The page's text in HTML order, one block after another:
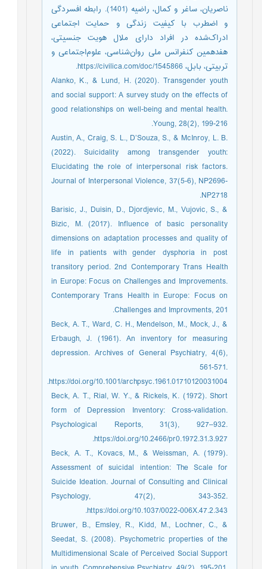
ناصریان، ساغر و کمال، راضیه (1401). رابطه افسردگی
و اضطرب با کیفیت زندگی و حمایت اجتماعی
ادراک‌شده در افراد دارای ملال هویت جنسیتی،
هفدهمین کنفرانس ملی روان‌شناسی، علوم‌اجتماعی و
تربیتی، بابل، https://civilica.com/doc/1545866.
Alanko, K., & Lund, H. (2020). Transgender youth
and social support: A survey study on the effects of
good relationships on well-being and mental health.
Young, 28(2), 199-216.
Austin, A., Craig, S. L., D’Souza, S., & McInroy, L. B.
(2022). Suicidality among transgender youth:
Elucidating the role of interpersonal risk factors.
Journal of Interpersonal Violence, 37(5-6), NP2696-
NP2718.
Barisic, J., Duisin, D., Djordjevic, M., Vujovic, S., &
Bizic, M. (2017). Influence of basic personality
dimensions on adaptation processes and quality of
life in patients with gender dysphoria in post
transitory period. 2nd Contemporary Trans Health
in Europe: Focus on Challenges and Improvements.
Contemporary Trans Health in Europe: Focus on
Challenges and Improvments, 201.
Beck, A. T., Ward, C. H., Mendelson, M., Mock, J., &
Erbaugh, J. (1961). An inventory for measuring
depression. Archives of General Psychiatry, 4(6),
561-571.
https://doi.org/10.1001/archpsyc.1961.01710120031004.
Beck, A. T., Rial, W. Y., & Rickels, K. (1972). Short
form of Depression Inventory: Cross-validation.
Psychological Reports, 31(3), 927–932.
https://doi.org/10.2466/pr0.1972.31.3.927.
Beck, A. T., Kovacs, M., & Weissman, A. (1979).
Assessment of suicidal intention: The Scale for
Suicide Ideation. Journal of Consulting and Clinical
Psychology, 47(2), 343-352.
https://doi.org/10.1037/0022-006X.47.2.343.
Bruwer, B., Emsley, R., Kidd, M., Lochner, C., &
Seedat, S. (2008). Psychometric properties of the
Multidimensional Scale of Perceived Social Support